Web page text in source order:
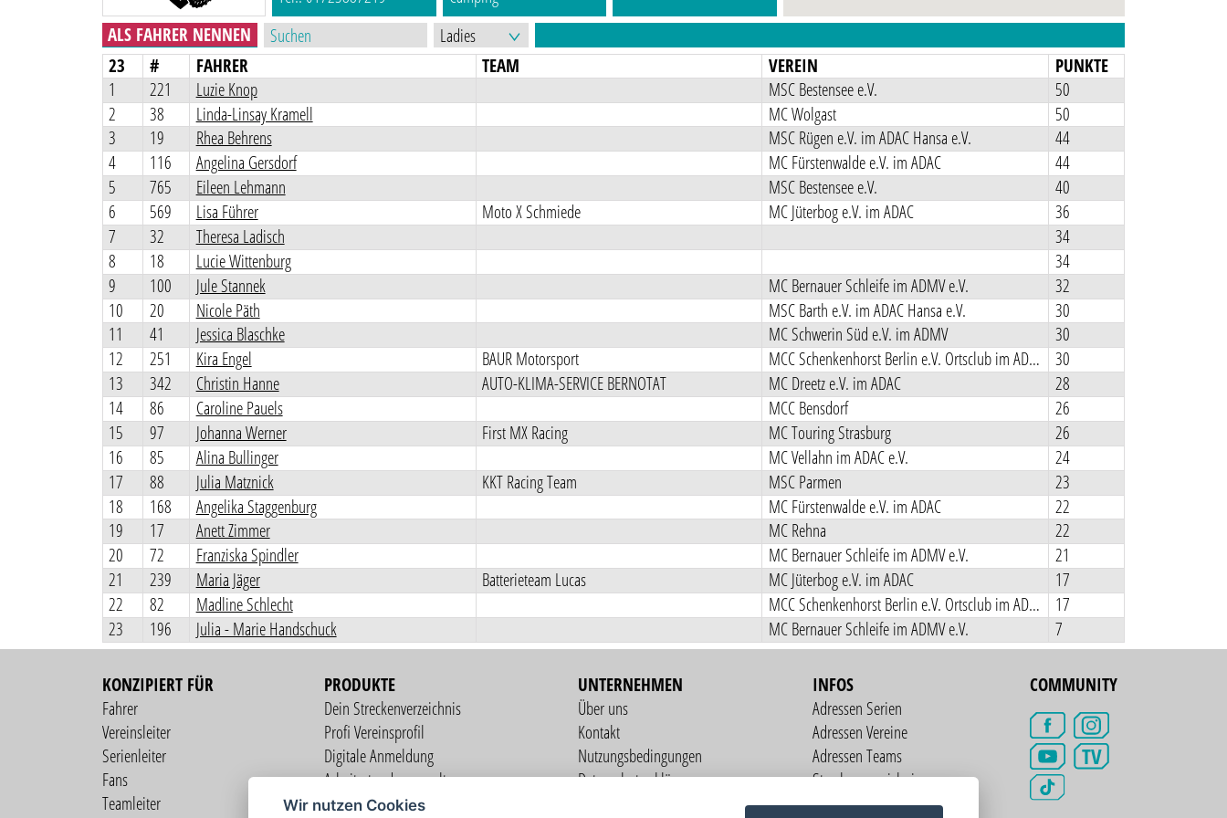
ALS FAHRER NENNEN
23
# FAHRER TEAM VEREIN
PUNKTE
1
221 Luzie Knop MSC Bestensee e.V.
50
2
38 Linda-Linsay Kramell MC Wolgast
50
3
19 Rhea Behrens MSC Rügen e.V. im ADAC Hansa e.V.
44
4
116 Angelina Gersdorf MC Fürstenwalde e.V. im ADAC
44
5
765 Eileen Lehmann MSC Bestensee e.V.
40
6
569 Lisa Führer Moto X Schmiede MC Jüterbog e.V. im ADAC
36
7
32 Theresa Ladisch
34
8
18 Lucie Wittenburg
34
9
100 Jule Stannek MC Bernauer Schleife im ADMV e.V.
32
10
20 Nicole Päth MSC Barth e.V. im ADAC Hansa e.V.
30
11
41 Jessica Blaschke MC Schwerin Süd e.V. im ADMV
30
12
251 Kira Engel BAUR Motorsport MCC Schenkenhorst Berlin e.V. Ortsclub im ADAC
30
13
342 Christin Hanne AUTO-KLIMA-SERVICE BERNOTAT MC Dreetz e.V. im ADAC
28
14
86 Caroline Pauels MCC Bensdorf
26
15
97 Johanna Werner First MX Racing MC Touring Strasburg
26
16
85 Alina Bullinger MC Vellahn im ADAC e.V.
24
17
88 Julia Matznick KKT Racing Team MSC Parmen
23
18
168 Angelika Staggenburg MC Fürstenwalde e.V. im ADAC
22
19
17 Anett Zimmer MC Rehna
22
20
72 Franziska Spindler MC Bernauer Schleife im ADMV e.V.
21
21
239 Maria Jäger Batterieteam Lucas MC Jüterbog e.V. im ADAC
17
22
82 Madline Schlecht MCC Schenkenhorst Berlin e.V. Ortsclub im ADAC
17
23
196 Julia - Marie Handschuck MC Bernauer Schleife im ADMV e.V. 7
KONZIPIERT FÜR
Fahrer
Vereinsleiter
Serienleiter
Fans
Teamleiter
PRODUKTE
Dein Streckenverzeichnis
Profi Vereinsprofil
Digitale Anmeldung
Arbeitsstundenverwaltung
Mitgliederverwaltung
UNTERNEHMEN
Über uns
Kontakt
Nutzungsbedingungen
Datenschutzerklärung
INFOS
Adressen Serien
Adressen Vereine
Adressen Teams
Streckenverzeichnis
COMMUNITY
TV
Wir nutzen Cookies